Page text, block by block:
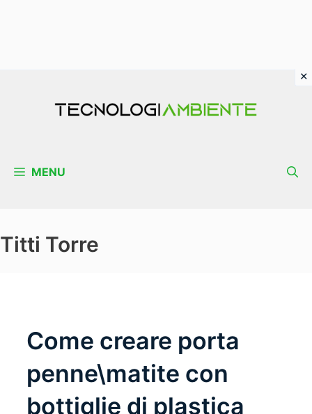
MENU
Titti Torre
Come creare porta
penne\matite con
bottiglie di plastica